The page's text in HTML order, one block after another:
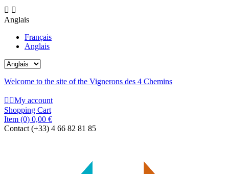
 
Anglais
Français
Anglais
Welcome to the site of the Vignerons des 4 Chemins
 My account
Shopping Cart
Item (0) 0,00 €
Contact (+33) 4 66 82 81 85